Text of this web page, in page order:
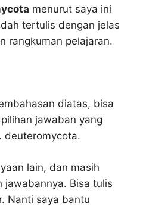
menurut saya ini
tertulis dengan jelas
rangkuman pelajaran.
diatas, bisa
jawaban yang
deuteromycota.
lain, dan masih
jawabannya. Bisa tulis
Nanti saya bantu